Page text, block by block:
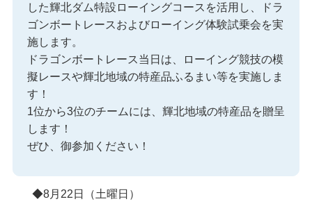
した輝北ダム特設ローイングコースを活用し、ドラ
ゴンボートレースおよびローイング体験試乗会を実
施します。
ドラゴンボートレース当日は、ローイング競技の模
擬レースや輝北地域の特産品ふるまい等を実施しま
す！
1位から3位のチームには、輝北地域の特産品を贈呈
します！
ぜひ、御参加ください！
◆8月22日（土曜日）